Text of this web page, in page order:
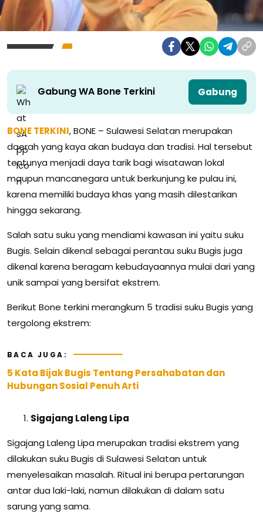
Gabung WA Bone Terkini Gabung
BONE TERKINI, BONE – Sulawesi Selatan merupakan
daerah yang kaya akan budaya dan tradisi. Hal tersebut
tentunya menjadi daya tarik bagi wisatawan lokal
maupun mancanegara untuk berkunjung ke pulau ini,
karena memiliki budaya khas yang masih dilestarikan
hingga sekarang.
Salah satu suku yang mendiami kawasan ini yaitu suku
Bugis. Selain dikenal sebagai perantau suku Bugis juga
dikenal karena beragam kebudayaannya mulai dari yang
unik sampai yang bersifat ekstrem.
Berikut Bone terkini merangkum 5 tradisi suku Bugis yang
tergolong ekstrem:
BACA JUGA:
5 Kata Bijak Bugis Tentang Persahabatan dan
Hubungan Sosial Penuh Arti
Sigajang Laleng Lipa
Sigajang Laleng Lipa merupakan tradisi ekstrem yang
dilakukan suku Bugis di Sulawesi Selatan untuk
menyelesaikan masalah. Ritual ini berupa pertarungan
antar dua laki-laki, namun dilakukan di dalam satu
sarung yang sama.